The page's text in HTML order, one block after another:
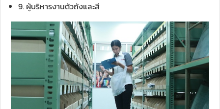
9. ผู้บริหารงานตัวถังและสี